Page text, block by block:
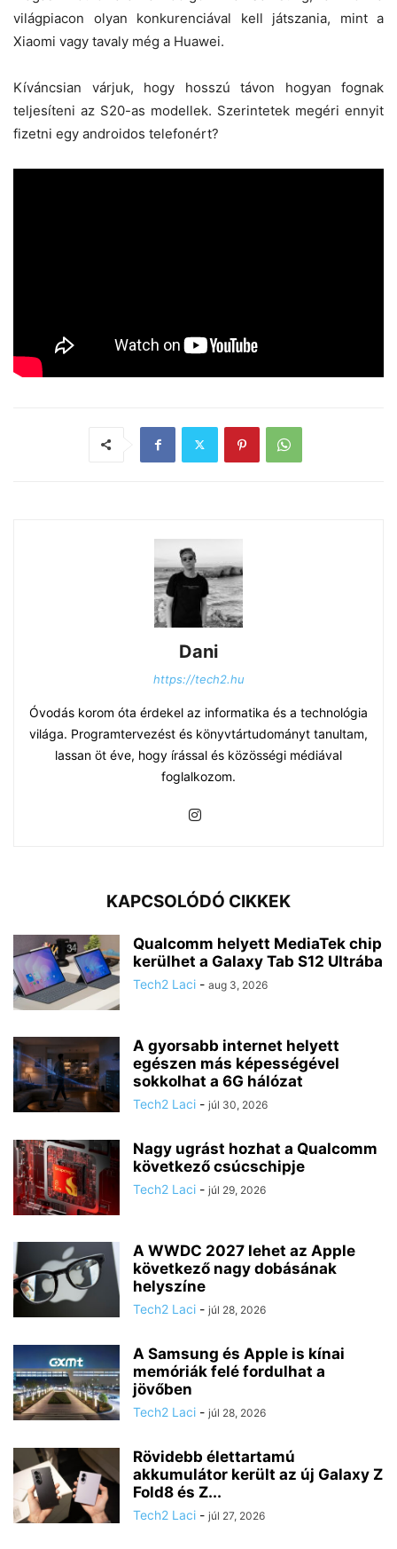
világpiacon olyan konkurenciával kell játszania, mint a
Xiaomi vagy tavaly még a Huawei.
Kíváncsian várjuk, hogy hosszú távon hogyan fognak
teljesíteni az S20-as modellek. Szerintetek megéri ennyit
fizetni egy androidos telefonért?
Dani
https://tech2.hu
Óvodás korom óta érdekel az informatika és a technológia
világa. Programtervezést és könyvtártudományt tanultam,
lassan öt éve, hogy írással és közösségi médiával
foglalkozom.
KAPCSOLÓDÓ CIKKEK
Qualcomm helyett MediaTek chip
kerülhet a Galaxy Tab S12 Ultrába
Tech2 Laci - aug 3, 2026
A gyorsabb internet helyett
egészen más képességével
sokkolhat a 6G hálózat
Tech2 Laci - júl 30, 2026
Nagy ugrást hozhat a Qualcomm
következő csúcschipje
Tech2 Laci - júl 29, 2026
A WWDC 2027 lehet az Apple
következő nagy dobásának
helyszíne
Tech2 Laci - júl 28, 2026
A Samsung és Apple is kínai
memóriák felé fordulhat a
jövőben
Tech2 Laci - júl 28, 2026
Rövidebb élettartamú
akkumulátor került az új Galaxy Z
Fold8 és Z...
Tech2 Laci - júl 27, 2026